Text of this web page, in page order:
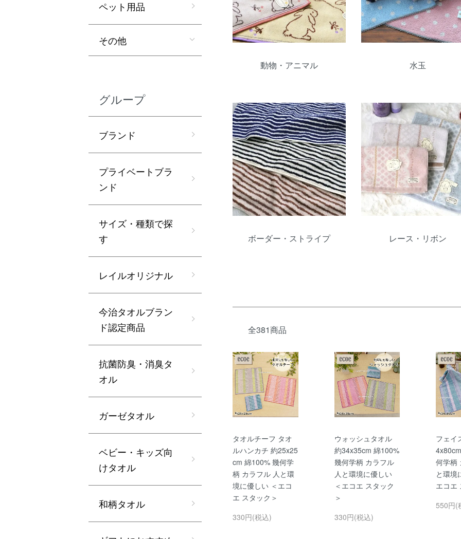
動物・アニマル 水玉
ボーダー・ストライプ レース・リボン
全381商品
タオルチーフ タオ
ルハンカチ 約25x25
cm 綿100% 幾何学
柄 カラフル 人と環
境に優しい ＜エコ
エ スタック＞
330円(税込)
ウォッシュタオル
約34x35cm 綿100%
幾何学柄 カラフル
人と環境に優しい
＜エコエ スタック
＞
330円(税込)
フェイ
何学柄
と環境
エコエ
550円(
ペット用品
その他
グループ
ブランド
プライベートブラ
ンド
サイズ・種類で探
す
レイルオリジナル
今治タオルブラン
ド認定商品
抗菌防臭・消臭タ
オル
ガーゼタオル
ベビー・キッズ向
けタオル
和柄タオル